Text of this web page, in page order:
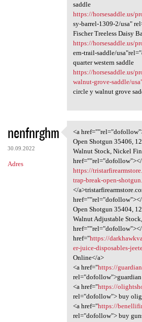
saddle
https://horsesaddle.us/
sy-barrel-1309-2/usa"
Fischer Treeless Daisy
https://horsesaddle.us/
ern-trail-saddle/
quarter western saddle
https://horsesaddle.us/
walnut-grove-saddle/
circle y walnut grove
nenfnrghm
30.09.2022
Adres
<a
<a
Open Shotgun 35406,
Walnut Stock, Nickel
https://
trap-break-open-shotgun...
</
Open Shotgun 35404,
Walnut Adjustable
href=""rel="dofollow"></
href="https://
er-juice-disposables-
Online</a>
<a href="https://
rel="dofollow">guardian
<a href="https://
rel="dofollow"> buy
<a href="https://
rel="dofollow"> buy